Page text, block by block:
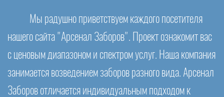
Мы радушно приветствуем каждого посетителя
нашего сайта "Арсенал Заборов". Проект ознакомит вас
с ценовым диапазоном и спектром услуг. Наша компания
занимается возведением заборов разного вида. Арсенал
Заборов отличается индивидуальным подходом к